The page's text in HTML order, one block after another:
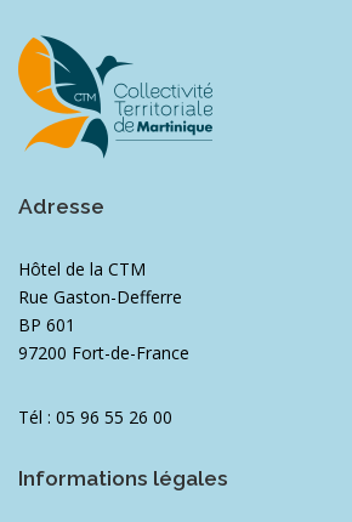
Adresse
Hôtel de la CTM
Rue Gaston-Defferre
BP 601
97200 Fort-de-France
Tél : 05 96 55 26 00
Informations légales